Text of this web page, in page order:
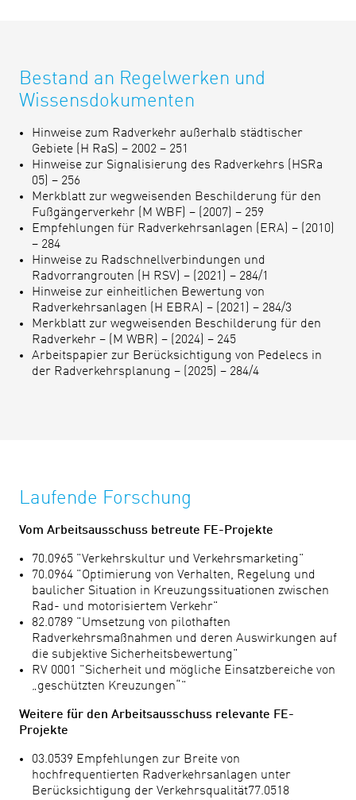
Bestand an Regelwerken und
Wissensdokumenten
Hinweise zum Radverkehr außerhalb städtischer
Gebiete (H RaS) – 2002 – 251
Hinweise zur Signalisierung des Radverkehrs (HSRa
05) – 256
Merkblatt zur wegweisenden Beschilderung für den
Fußgängerverkehr (M WBF) – (2007) – 259
Empfehlungen für Radverkehrsanlagen (ERA) – (2010)
– 284
Hinweise zu Radschnellverbindungen und
Radvorrangrouten (H RSV) – (2021) – 284/1
Hinweise zur einheitlichen Bewertung von
Radverkehrsanlagen (H EBRA) – (2021) – 284/3
Merkblatt zur wegweisenden Beschilderung für den
Radverkehr – (M WBR) – (2024) – 245
Arbeitspapier zur Berücksichtigung von Pedelecs in
der Radverkehrsplanung –​ (2025) – 284/4​
Laufende Forschung
Vom Arbeitsausschuss betreute FE-Projekte
70.0965 "Verkehrskultur und Verkehrsmarketing"
70.0964 "Optimierung von Verhalten, Regelung und
baulicher Situation in Kreuzungssituationen zwischen
Rad- und motorisiertem Verkehr"
82.0789 "Umsetzung von pilothaften
Radverkehrsmaßnahmen und deren Auswirkungen auf
die subjektive Sicherheitsbewertung"
RV 0001 "Sicherheit und mögliche Einsatzbereiche von
„geschützten Kreuzungen“"
Weitere für den Arbeitsausschuss relevante FE-
Projekte
03.0539 Empfehlungen zur Breite von
hochfrequentierten Radverkehrsanlagen unter
Berücksichtigung der Verkehrsqualität77.0518